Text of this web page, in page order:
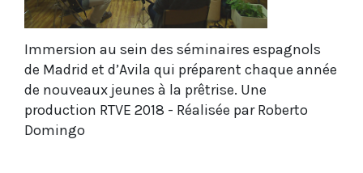
Immersion au sein des séminaires espagnols
de Madrid et d’Avila qui préparent chaque année
de nouveaux jeunes à la prêtrise. Une
production RTVE 2018 - Réalisée par Roberto
Domingo